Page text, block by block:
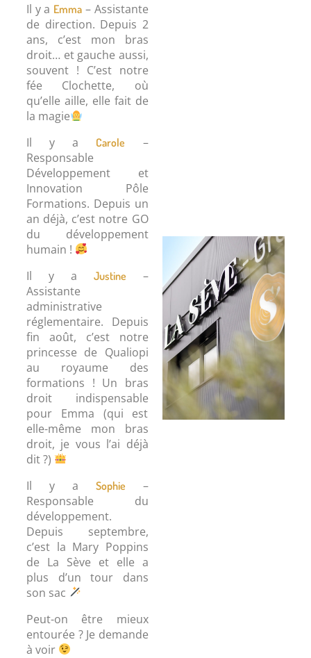
Il y a Emma – Assistante
de direction. Depuis 2
ans, c’est mon bras
droit… et gauche aussi,
souvent ! C’est notre
fée Clochette, où
qu’elle aille, elle fait de
la magie
Il y a Carole
–
Responsable
Développement et
Innovation Pôle
Formations. Depuis un
an déjà, c’est notre GO
du développement
humain !
Il y a Justine –
Assistante
administrative
réglementaire. Depuis
fin août, c’est notre
princesse de Qualiopi
au royaume des
formations ! Un bras
droit indispensable
pour Emma (qui est
elle-même mon bras
droit, je vous l’ai déjà
dit ?)
Il y a Sophie –
Responsable du
développement.
Depuis septembre,
c’est la Mary Poppins
de La Sève et elle a
plus d’un tour dans
son sac
Peut-on être mieux
entourée ? Je demande
à voir